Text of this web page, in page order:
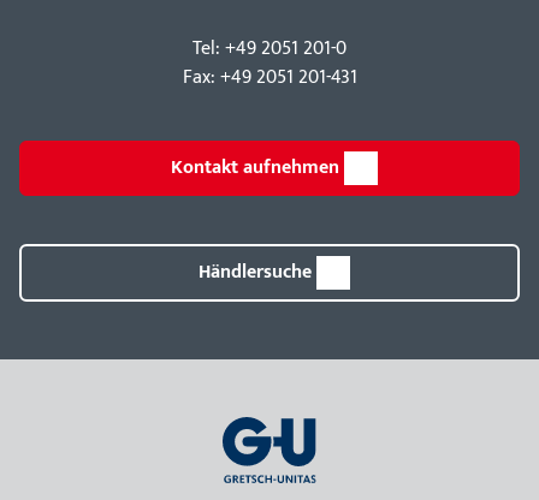
Tel: +49 2051 201-0
Fax: +49 2051 201-431
Kontakt aufnehmen
Händlersuche